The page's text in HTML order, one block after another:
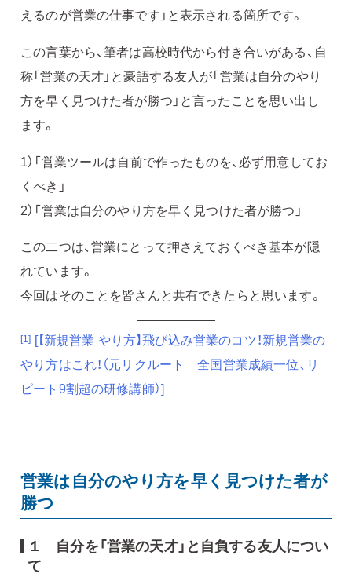
えるのが営業の仕事です」と表示される箇所です。
この言葉から、筆者は高校時代から付き合いがある、自
称「営業の天才」と豪語する友人が「営業は自分のやり
方を早く見つけた者が勝つ」と言ったことを思い出し
ます。
1）「営業ツールは自前で作ったものを、必ず用意してお
くべき」
2）「営業は自分のやり方を早く見つけた者が勝つ」
この二つは、営業にとって押さえておくべき基本が隠
れています。
今回はそのことを皆さんと共有できたらと思います。
[1] [【新規営業 やり方】飛び込み営業のコツ！新規営業の
やり方はこれ！（元リクルート 全国営業成績一位、リ
ピート9割超の研修講師）]
営業は自分のやり方を早く見つけた者が
勝つ
１ 自分を「営業の天才」と自負する友人につい
て